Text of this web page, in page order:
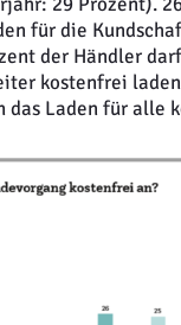
für die
der Händler
kostenfrei
das Laden für alle